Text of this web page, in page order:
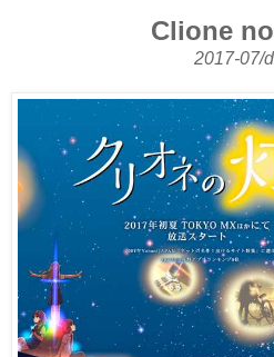
Clione
2017-07/